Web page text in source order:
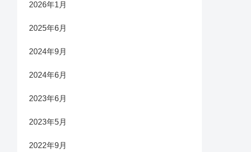
2026年1月
2025年6月
2024年9月
2024年6月
2023年6月
2023年5月
2022年9月